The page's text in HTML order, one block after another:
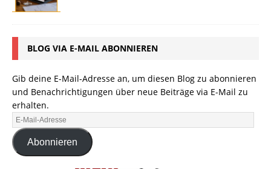
BLOG VIA E-MAIL ABONNIEREN
Gib deine E-Mail-Adresse an, um diesen Blog zu abonnieren
und Benachrichtigungen über neue Beiträge via E-Mail zu
erhalten.
Abonnieren